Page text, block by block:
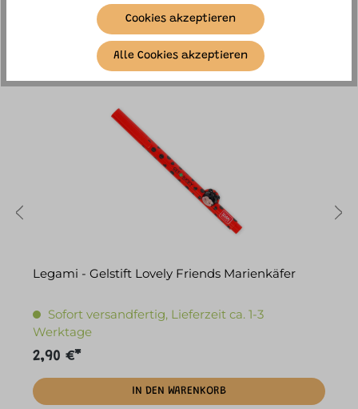
ÄHNLICHE ARTIKEL
Legami - Gelstift Lovely Friends Marienkäfer
Sofort versandfertig, Lieferzeit ca. 1-3
Werktage
2,90 €*
IN DEN WARENKORB
Cookies akzeptieren
Alle Cookies akzeptieren